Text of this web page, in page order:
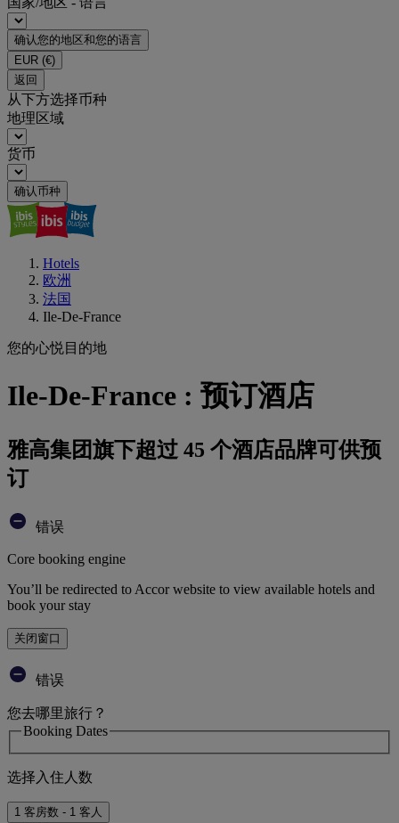
确认您的地区和您的语言
EUR (€)
返回
从下方选择币种
地理区域
货币
确认币种
Hotels
欧洲
法国
Ile-De-France
您的心悦目的地
Ile-De-France : 预订酒店
雅高集团旗下超过 45 个酒店品牌可供预
订
错误
Core booking engine
You’ll be redirected to Accor website to view available hotels and
book your stay
关闭窗口
错误
您去哪里旅行？
Booking Dates
选择入住人数
1 客房数 - 1 客人